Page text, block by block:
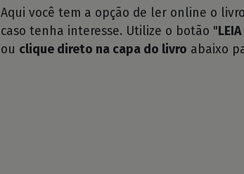
Aqui você tem a opção de ler online o
caso tenha interesse. Utilize o botão "
ou clique direto na capa do livro abaixo